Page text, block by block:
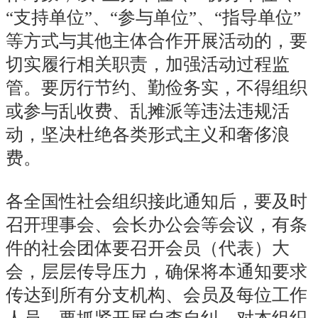
“支持单位”、“参与单位”、“指导单位”
等方式与其他主体合作开展活动的，要
切实履行相关职责，加强活动过程监
管。要厉行节约、勤俭务实，不得组织
或参与乱收费、乱摊派等违法违规活
动，坚决杜绝各类形式主义和奢侈浪
费。
各全国性社会组织接此通知后，要及时
召开理事会、会长办公会等会议，有条
件的社会团体要召开会员（代表）大
会，层层传导压力，确保将本通知要求
传达到所有分支机构、会员及每位工作